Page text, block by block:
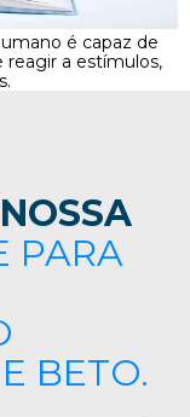
é capaz de
reagir a estímulos,
PARA
BETO.